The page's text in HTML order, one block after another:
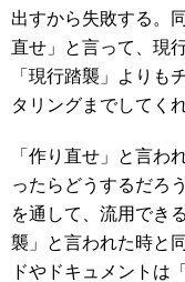
出すから失敗する。
直せ」と言って、現
「現行踏襲」よりも
タリングまでしてく
「作り直せ」と言わ
ったらどうするだろ
を通して、流用でき
襲」と言われた時と
ドやドキュメントは